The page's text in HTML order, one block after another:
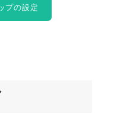
プの設定